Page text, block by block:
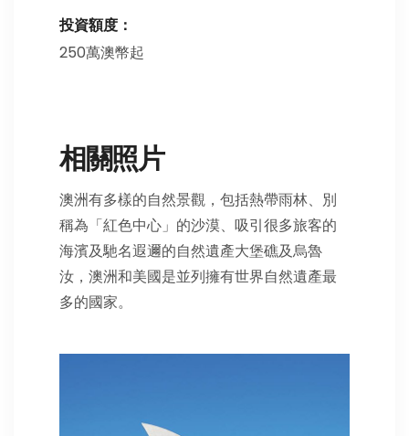
投資額度：
250萬澳幣起
相關照片
澳洲有多樣的自然景觀，包括熱帶雨林、別
稱為「紅色中心」的沙漠、吸引很多旅客的
海濱及馳名遐邇的自然遺產大堡礁及烏魯
汝，澳洲和美國是並列擁有世界自然遺產最
多的國家。